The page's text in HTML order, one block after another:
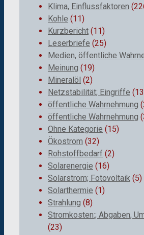
Klima, Einflussfaktoren
Kohle (11)
Kurzbericht (11)
Leserbriefe (25)
Medien, öffentliche
Meinung (19)
Mineralöl (2)
Netzstabilität; Eingriffe
öffentliche Wahrnehmung
öffentliche Wahrnehmung
Ohne Kategorie (15)
Ökostrom (32)
Rohstoffbedarf (2)
Solarenergie (16)
Solarstrom; Fotovoltaik (5)
Solarthermie (1)
Strahlung (8)
Stromkosten:; Abgaben,
(23)